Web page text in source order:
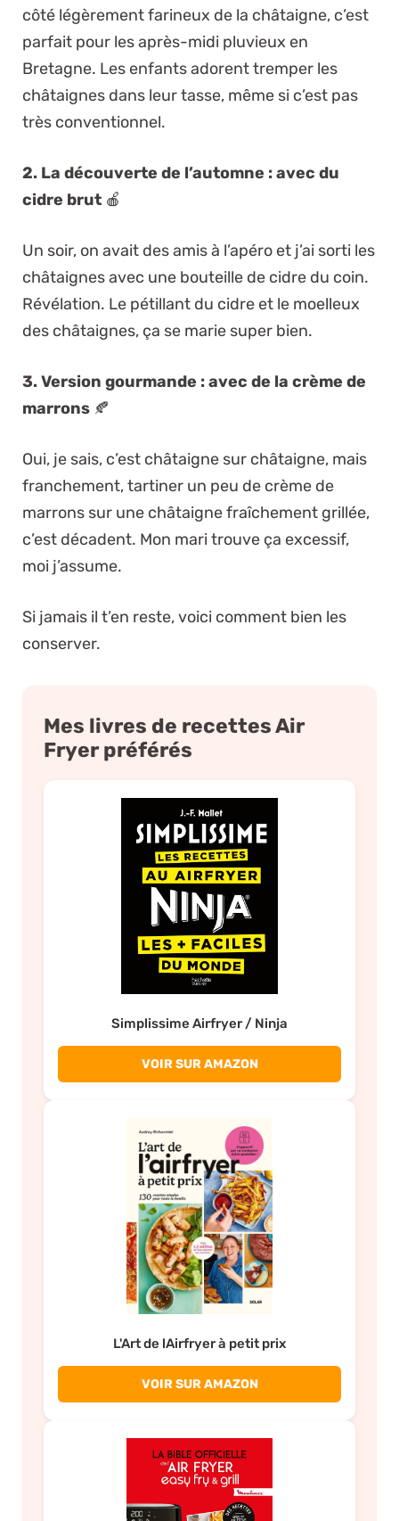
côté légèrement farineux de la châtaigne, c’est
parfait pour les après-midi pluvieux en
Bretagne. Les enfants adorent tremper les
châtaignes dans leur tasse, même si c’est pas
très conventionnel.
2. La découverte de l’automne : avec du
cidre brut 🍎
Un soir, on avait des amis à l’apéro et j’ai sorti les
châtaignes avec une bouteille de cidre du coin.
Révélation. Le pétillant du cidre et le moelleux
des châtaignes, ça se marie super bien.
3. Version gourmande : avec de la crème de
marrons 🍂
Oui, je sais, c’est châtaigne sur châtaigne, mais
franchement, tartiner un peu de crème de
marrons sur une châtaigne fraîchement grillée,
c’est décadent. Mon mari trouve ça excessif,
moi j’assume.
Si jamais il t’en reste, voici comment bien les
conserver.
Mes livres de recettes Air
Fryer préférés
Simplissime Airfryer / Ninja
VOIR SUR AMAZON
L'Art de lAirfryer à petit prix
VOIR SUR AMAZON